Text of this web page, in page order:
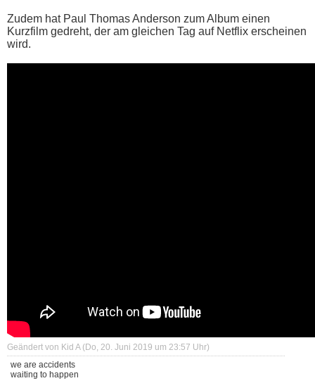
Zudem hat Paul Thomas Anderson zum Album einen
Kurzfilm gedreht, der am gleichen Tag auf Netflix erscheinen
wird.
Geändert von Kid A (Do, 20. Juni 2019 um 23:57 Uhr)
we are accidents
waiting to happen